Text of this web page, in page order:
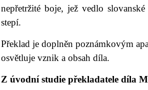
nepřetržité boje, jež vedlo
stepí.
Překlad je doplněn poznámkovým
osvětluje vznik a obsah díla.
Z úvodní studie překladatele díla